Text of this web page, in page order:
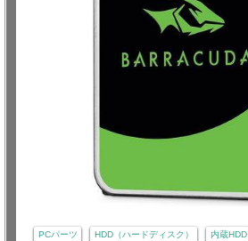
PCパーツ HDD（ハードディスク） 内蔵HDD